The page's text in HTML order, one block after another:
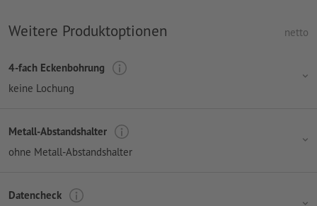
Weitere Produktoptionen netto
4-fach Eckenbohrung
keine Lochung
Metall-Abstandshalter
ohne Metall-Abstandshalter
Datencheck